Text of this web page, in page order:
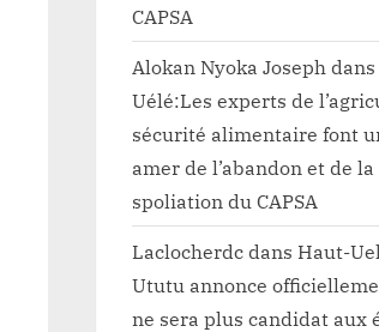
CAPSA
Alokan Nyoka Joseph dans
Uélé:Les experts de
sécurité alimentaire font
amer de l’abandon et de la
spoliation du CAPSA
Laclocherdcdans Haut-
Ututu annonce
ne sera plus candidat aux